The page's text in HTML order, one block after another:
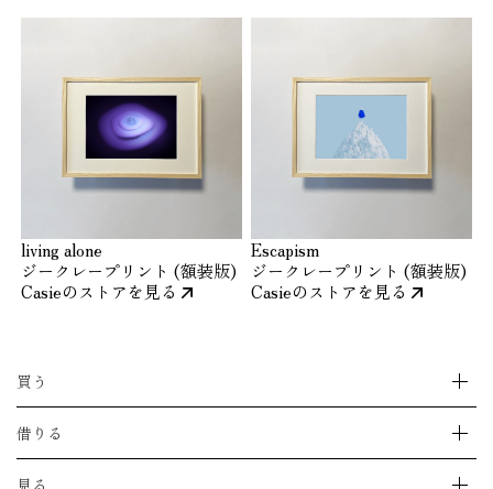
living alone
ジークレープリント (額装版)
Casieのストアを見る
Escapism
ジークレープリント (額装版)
Casieのストアを見る
買う
ストアをえらぶ
借りる
作品をレンタルする
見る